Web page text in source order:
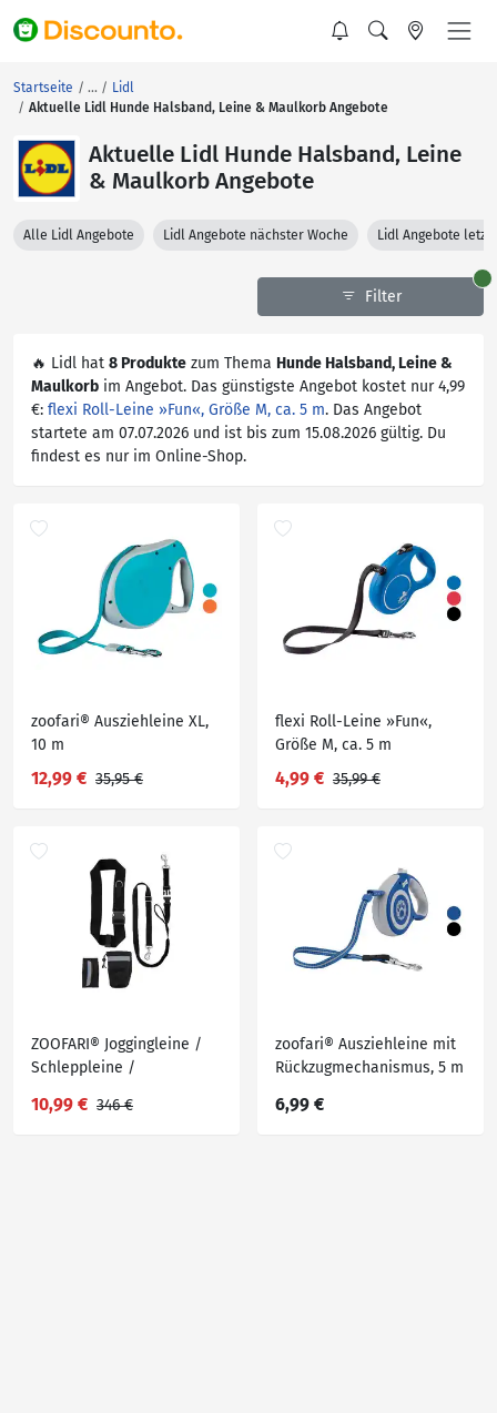
Startseite
Lidl
Aktuelle Lidl Hunde Halsband, Leine & Maulkorb Angebote
Aktuelle Lidl Hunde Halsband, Leine
& Maulkorb Angebote
Alle Lidl Angebote Lidl Angebote nächster Woche Lidl Angebote
Filter
🔥 Lidl hat 8 Produkte zum Thema Hunde Halsband, Leine &
Maulkorb im Angebot. Das günstigste Angebot kostet nur 4,99
€: flexi Roll-Leine »Fun«, Größe M, ca. 5 m. Das Angebot
startete am 07.07.2026 und ist bis zum 15.08.2026 gültig. Du
findest es nur im Online-Shop.
zoofari® Ausziehleine XL,
10 m
12,99 € 35,95 €
flexi Roll-Leine »Fun«,
Größe M, ca. 5 m
4,99 € 35,99 €
ZOOFARI® Joggingleine /
Schleppleine /
Hundeleine
10,99 € 346 €
zoofari® Ausziehleine mit
Rückzugmechanismus, 5 m
6,99 €